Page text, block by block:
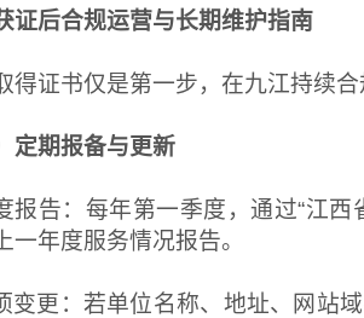
后合规运营与长期维护指南
证书仅是第一步，在九江持续合
期报备与更新
告：每年第一季度，通过“江西
一年度服务情况报告。
更：若单位名称、地址、网站域